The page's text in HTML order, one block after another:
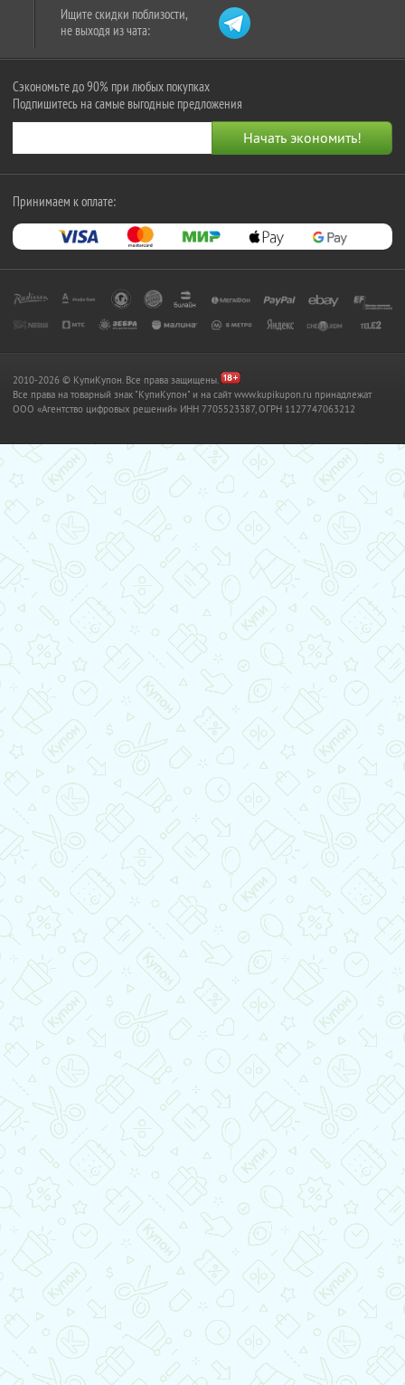
Ищите скидки поблизости,
не выходя из чата:
Сэкономьте до 90% при любых покупках
Подпишитесь на самые выгодные предложения
Принимаем к оплате:
2010-2026 © КупиКупон. Все права защищены.
Все права на товарный знак "КупиКупон" и на сайт www.kupikupon.ru принадлежат
OOO «Агентство цифровых решений» ИНН 7705523387, ОГРН 1127747063212